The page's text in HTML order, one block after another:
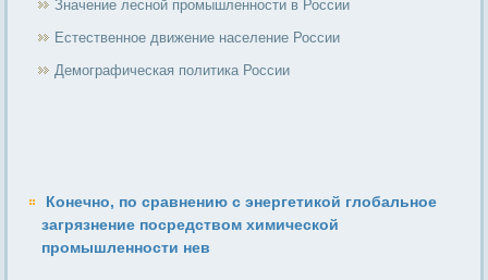
Значение лесной промышленности в России
Естественное движение население России
Демографическая политика России
Конечно, по сравнению с энергетикой глобальное
загрязнение посредством химической
промышленности нев